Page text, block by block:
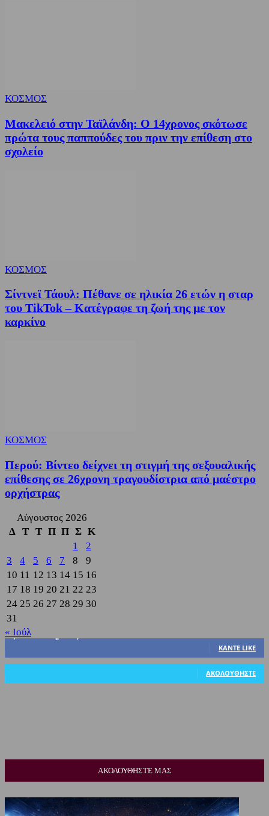
ΚΟΣΜΟΣ
Μακελειό στην Ταϊλάνδη: Ο 14χρονος σκότωσε
πρώτα τους παππούδες του πριν την επίθεση στο
σχολείο
ΚΟΣΜΟΣ
Σίντνεϊ Τάουλ: Πέθανε σε ηλικία 26 ετών η σταρ
του TikTok – Kατέγραφε τη ζωή της με τον
καρκίνο
ΚΟΣΜΟΣ
Περού: Βίντεο δείχνει τη στιγμή της σεξουαλικής
επίθεσης σε 26χρονη τραγουδίστρια από μαέστρο
ορχήστρας
Αύγουστος 2026
Δ
Τ Τ Π Π Σ Κ
1
2
3
4 5 6 7 8
9
10 11 12 13 14 15 16
17 18 19 20 21 22 23
24 25 26 27 28 29 30
31
« Ιούλ
3,822
ΚΆΝΤΕ LIKE
ΑΚΟΛΟΥΘΉΣΤΕ
ΑΚΟΛΟΥΘΗΣΤΕ ΜΑΣ